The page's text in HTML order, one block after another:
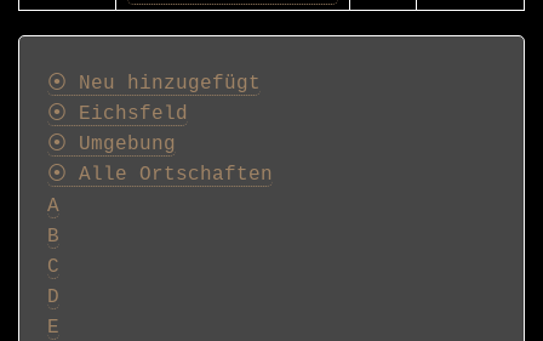
Postkarten
⦿ Neu hinzugefügt
⦿ Eichsfeld
⦿ Umgebung
⦿ Alle Ortschaften
A
B
C
D
E